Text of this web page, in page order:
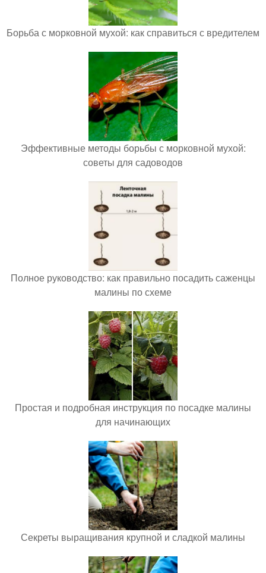
Борьба с морковной мухой: как справиться с вредителем
Эффективные методы борьбы с морковной мухой:
советы для садоводов
Полное руководство: как правильно посадить саженцы
малины по схеме
Простая и подробная инструкция по посадке малины
для начинающих
Секреты выращивания крупной и сладкой малины